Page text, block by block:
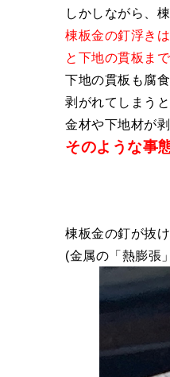
しかしながら、
棟板金の釘浮き
と下地の貫板ま
下地の貫板も腐
剥がれてしまう
金材や下地材が
そのような事
棟板金の釘が抜
(金属の「熱膨張